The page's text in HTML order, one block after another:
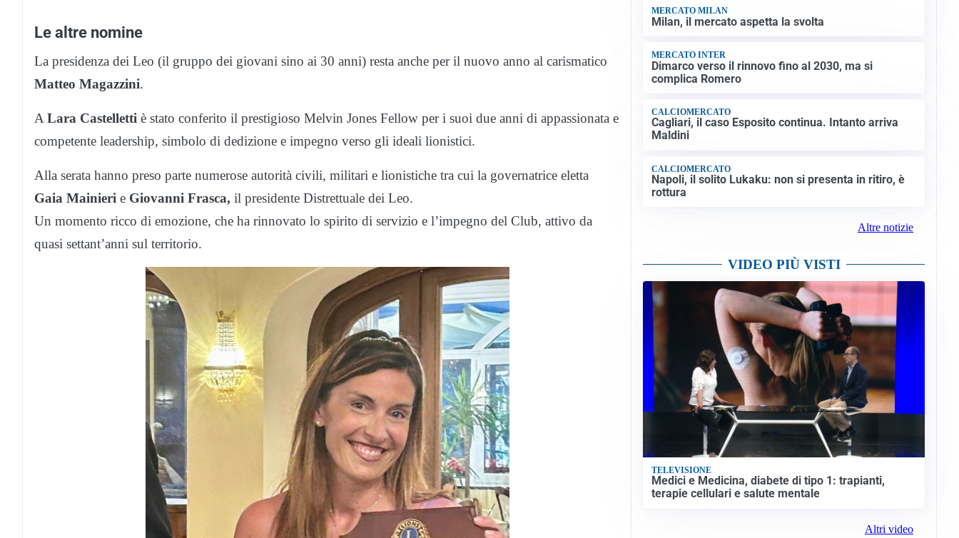
Le altre nomine
La presidenza dei Leo (il gruppo dei giovani sino ai 30 anni) resta anche per il nuovo anno al carismatico
Matteo Magazzini.
A Lara Castelletti è stato conferito il prestigioso Melvin Jones Fellow per i suoi due anni di appassionata e
competente leadership, simbolo di dedizione e impegno verso gli ideali lionistici.
Alla serata hanno preso parte numerose autorità civili, militari e lionistiche tra cui la governatrice eletta
Gaia Mainieri e Giovanni Frasca, il presidente Distrettuale dei Leo.
Un momento ricco di emozione, che ha rinnovato lo spirito di servizio e l’impegno del Club, attivo da
quasi settant’anni sul territorio.
MERCATO MILAN
Milan, il mercato aspetta la svolta
MERCATO INTER
Dimarco verso il rinnovo fino al 2030, ma si
complica Romero
CALCIOMERCATO
Cagliari, il caso Esposito continua. Intanto arriva
Maldini
CALCIOMERCATO
Napoli, il solito Lukaku: non si presenta in ritiro, è
rottura
Altre notizie
VIDEO PIÙ VISTI
TELEVISIONE
Medici e Medicina, diabete di tipo 1: trapianti,
terapie cellulari e salute mentale
Altri video